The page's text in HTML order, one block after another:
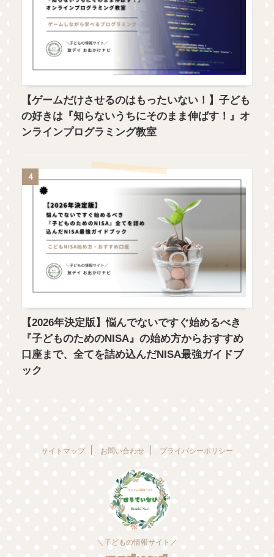
【ゲームだけさせるのはもったいない！】子ども
の好きは『知らないうちにそのまま伸ばす！』オ
ンラインプログラミング教室
4
【2026年決定版】悩んでないですぐ始めるべき
『子どものためのNISA』の始め方からおすすめ
口座まで、全てを詰め込んだNISA最強ガイドブ
ック
サイトマップ お問い合わせ プライバシーポリシー
＼子どもの情報サイト／